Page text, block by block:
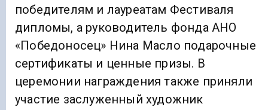
победителям и лауреатам Фестиваля
дипломы, а руководитель фонда АНО
«Победоносец» Нина Масло подарочные
сертификаты и ценные призы. В
церемонии награждения также приняли
участие заслуженный художник